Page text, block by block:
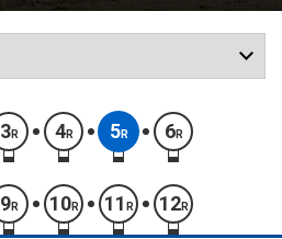
3R 4R 5R 6R
9R 10R 11 R 12R